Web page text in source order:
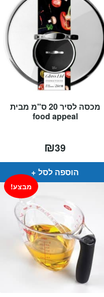
מכסה לסיר 20 ס"מ מבית
food appeal
₪39
הוספה לסל
מבצע!